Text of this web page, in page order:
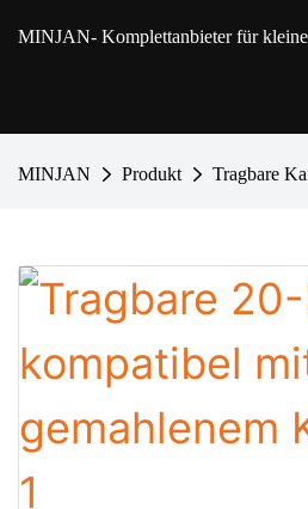
MINJAN- Komplettanbieter für
MINJAN Produkt Tragbare